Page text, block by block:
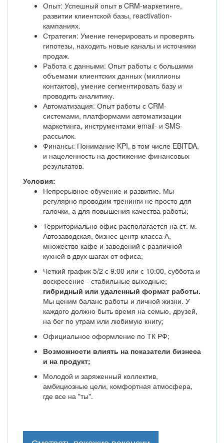
Опыт: Успешный опыт в CRM-маркетинге,
развитии клиентской базы, reactivation-
кампаниях.
Стратегия: Умение генерировать и проверять
гипотезы, находить новые каналы и источники
продаж.
Работа с данными: Опыт работы с большими
объемами клиентских данных (миллионы
контактов), умение сегментировать базу и
проводить аналитику.
Автоматизация: Опыт работы с CRM-
системами, платформами автоматизации
маркетинга, инструментами email- и SMS-
рассылок.
Финансы: Понимание KPI, в том числе EBITDA,
и нацеленность на достижение финансовых
результатов.
Условия:
Непрерывное обучение и развитие. Мы
регулярно проводим тренинги не просто для
галочки, а для повышения качества работы;
Территориально офис располагается на ст. м.
Автозаводская, бизнес центр класса А,
множество кафе и заведений с различной
кухней в двух шагах от офиса;
Четкий график 5/2 с 9:00 или с 10:00, суббота и
воскресение - стабильные выходные;
гибридный или удаленный формат работы.
Мы ценим баланс работы и личной жизни. У
каждого должно быть время на семью, друзей,
на бег по утрам или любимую книгу;
Официальное оформление по ТК РФ;
Возможности влиять на показатели бизнеса
и на продукт;
Молодой и заряженный коллектив,
амбициозные цели, комфортная атмосфера,
где все на "ты".